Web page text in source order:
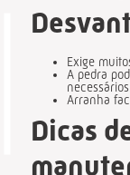
Exige
A pedra
necessários.
Arranha
Dicas